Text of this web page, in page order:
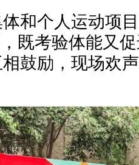
个人运动项目
既考验体能又
鼓励，现场欢